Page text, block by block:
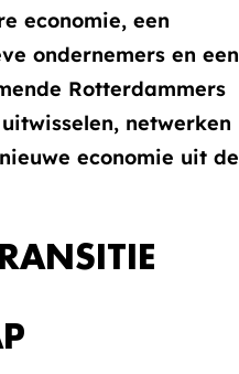
economie, een
ondernemers en een
Rotterdammers
netwerken
economie uit de